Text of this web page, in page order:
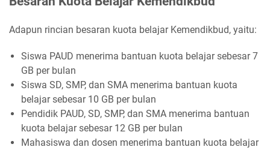
Adapun rincian besaran kuota belajar Kemendikbud, yaitu:
Siswa PAUD menerima bantuan kuota belajar sebesar 7
GB per bulan
Siswa SD, SMP, dan SMA menerima bantuan kuota
belajar sebesar 10 GB per bulan
Pendidik PAUD, SD, SMP, dan SMA menerima bantuan
kuota belajar sebesar 12 GB per bulan
Mahasiswa dan dosen menerima bantuan kuota belajar